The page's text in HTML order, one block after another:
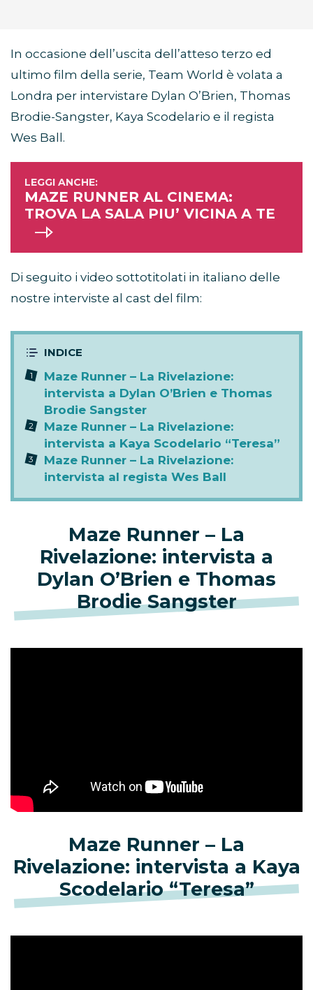
In occasione dell’uscita dell’atteso terzo ed
ultimo film della serie, Team World è volata a
Londra per intervistare Dylan O’Brien, Thomas
Brodie-Sangster, Kaya Scodelario e il regista
Wes Ball.
MAZE RUNNER AL CINEMA:
TROVA LA SALA PIU’ VICINA A TE
Di seguito i video sottotitolati in italiano delle
nostre interviste al cast del film:
Maze Runner – La Rivelazione:
intervista a Dylan O’Brien e Thomas
Brodie Sangster
Maze Runner – La Rivelazione:
intervista a Kaya Scodelario “Teresa”
Maze Runner – La Rivelazione:
intervista al regista Wes Ball
Maze Runner – La
Rivelazione: intervista a
Dylan O’Brien e Thomas
Brodie Sangster
Maze Runner – La
Rivelazione: intervista a Kaya
Scodelario “Teresa”